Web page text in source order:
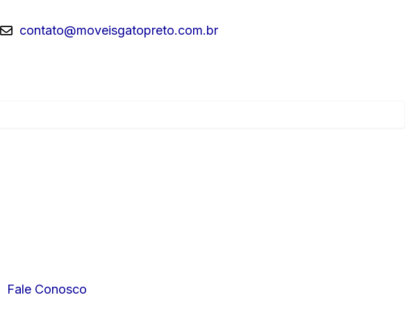
contato@moveisgatopreto.com.br
Fale Conosco